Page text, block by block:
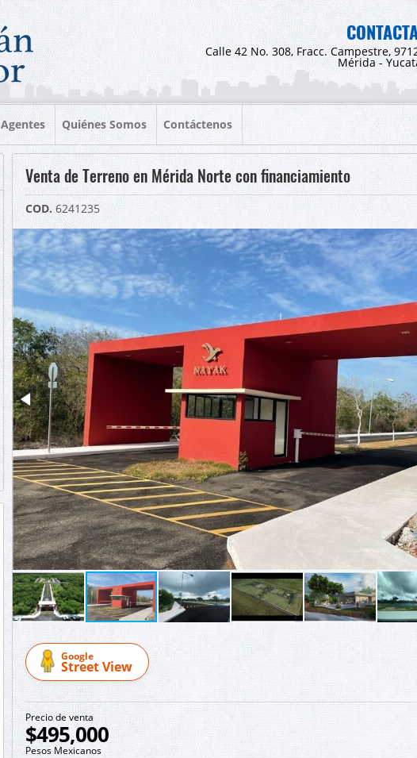
Calle 42 No. 308, Fracc. Campestre,
Mérida -
Agentes Quiénes Somos Contáctenos
Venta de Terreno en Mérida Norte con financiamiento
COD.6241235
Google
Street View
Precio de venta
$495,000
Pesos Mexicanos